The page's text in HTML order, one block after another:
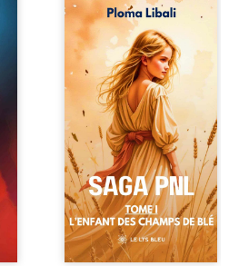
Autrefois, les
champs d’Atlantis
vibraient sous le
vent et les enfants
couraient dans les
blés. Puis la
couronne plia le
genou, livrant son
peuple à l’ombre
d’Ivorny. À Atove,
Luwel aurait pu
disparaître dans
les ruines de son
destin ; pourtant,
sous les pierres
d’un temple
oublié, des